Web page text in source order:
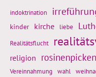
indoktrination
kinder kirche liebe
Realitätsflucht
religion rosinenpicken
Vereinnahmung wahl